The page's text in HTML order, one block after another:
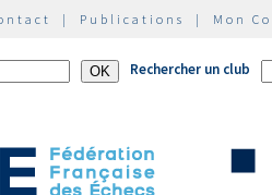
| Publications | Mon
Rechercher un club